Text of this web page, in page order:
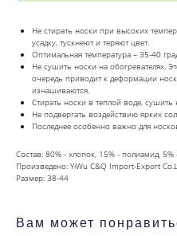
Не стирать носки при высоких
усадку, тускнеют и теряют цвет.
Оптимальная температура – 35-40
Не сушить носки на обогревателях.
очередь приводит к деформации
изнашиваются.
Стирать носки в теплой воде, сушить
Не подвергать воздействию ярких
Последнее особенно важно для
Состав: 80% - хлопок, 15% - полиамид, 5%
Произведено: YiWu C&Q Import-Export
Размер: 38-44
Вам может